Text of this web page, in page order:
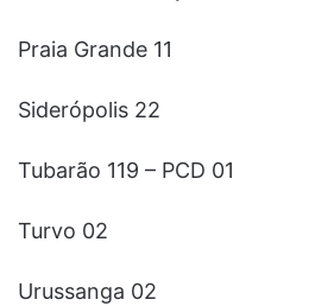
Praia Grande 11
Siderópolis 22
Tubarão 119 – PCD 01
Turvo 02
Urussanga 02